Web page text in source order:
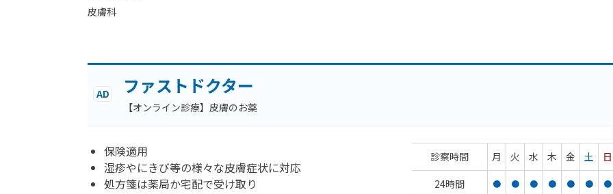
皮膚科
AD ファストドクター
【オンライン診療】皮膚のお薬
保険適用
湿疹やにきび等の様々な皮膚症状に対応
処方箋は薬局か宅配で受け取り
診察時間 月 火 水 木 金 土 日
24時間
● ● ● ● ● ● ●